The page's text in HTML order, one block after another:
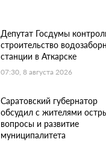
Депутат Госдумы
строительство
станции в Аткарске
07:30, 8 августа 2026
Саратовский губернатор
обсудил с жителями
вопросы и развитие
муниципалитета